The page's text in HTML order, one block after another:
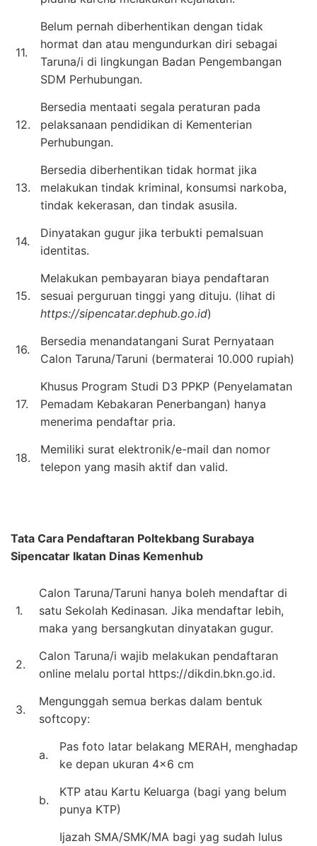
11.
Belum pernah diberhentikan dengan tidak
hormat dan atau mengundurkan diri sebagai
Taruna/i di lingkungan Badan Pengembangan
SDM Perhubungan.
12.
Bersedia mentaati segala peraturan pada
pelaksanaan pendidikan di Kementerian
Perhubungan.
13.
Bersedia diberhentikan tidak hormat jika
melakukan tindak kriminal, konsumsi narkoba,
tindak kekerasan, dan tindak asusila.
14.
Dinyatakan gugur jika terbukti pemalsuan
identitas.
15.
Melakukan pembayaran biaya pendaftaran
sesuai perguruan tinggi yang dituju. (lihat di
https://sipencatar.dephub.go.id)
16.
Bersedia menandatangani Surat Pernyataan
Calon Taruna/Taruni (bermaterai 10.000 rupiah)
17.
Khusus Program Studi D3 PPKP (Penyelamatan
Pemadam Kebakaran Penerbangan) hanya
menerima pendaftar pria.
18.
Memiliki surat elektronik/e-mail dan nomor
telepon yang masih aktif dan valid.
Tata Cara Pendaftaran Poltekbang Surabaya
Sipencatar Ikatan Dinas Kemenhub
1.
Calon Taruna/Taruni hanya boleh mendaftar di
satu Sekolah Kedinasan. Jika mendaftar lebih,
maka yang bersangkutan dinyatakan gugur.
2.
Calon Taruna/i wajib melakukan pendaftaran
online melalu portal https://dikdin.bkn.go.id.
3.
Mengunggah semua berkas dalam bentuk
softcopy:
a.
Pas foto latar belakang MERAH, menghadap
ke depan ukuran 4×6 cm
b.
KTP atau Kartu Keluarga (bagi yang belum
punya KTP)
Ijazah SMA/SMK/MA bagi yag sudah lulus